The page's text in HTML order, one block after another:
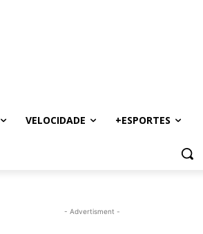
VELOCIDADE +ESPORTES
- Advertisment -